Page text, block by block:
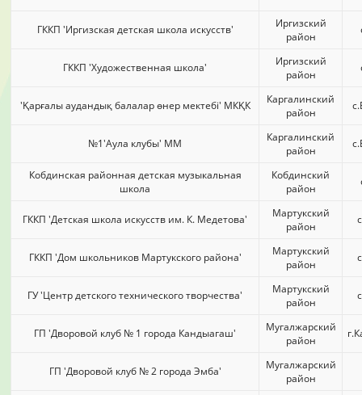
ГККП 'Иргизская детская школа искусств'
Иргизский
район
ГККП 'Художественная школа'
Иргизский
район
'Қарғалы аудандық балалар өнер мектебі' МКҚК
Каргалинский
район
№1'Аула клубы' ММ
Каргалинский
район
Кобдинская районная детская музыкальная
школа
Кобдинский
район
ГККП 'Детская школа искусств им. К. Медетова'
Мартукский
район
ГККП 'Дом школьников Мартукского района'
Мартукский
район
ГУ 'Центр детского технического творчества'
Мартукский
район
ГП 'Дворовой клуб № 1 города Кандыагаш'
Мугалжарский
район
ГП 'Дворовой клуб № 2 города Эмба'
Мугалжарский
район